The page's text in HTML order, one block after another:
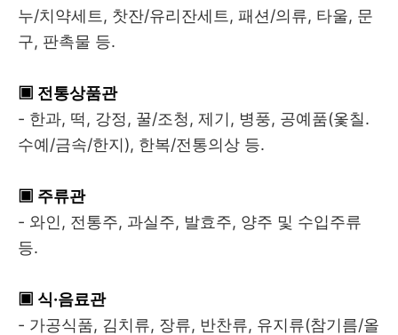
누/치약세트, 찻잔/유리잔세트, 패션/의류, 타울, 문
구, 판촉물 등.
▣ 전통상품관
- 한과, 떡, 강정, 꿀/조청, 제기, 병풍, 공예품(옻칠.
수예/금속/한지), 한복/전통의상 등.
▣ 주류관
- 와인, 전통주, 과실주, 발효주, 양주 및 수입주류
등.
▣ 식·음료관
- 가공식품, 김치류, 장류, 반찬류, 유지류(참기름/올